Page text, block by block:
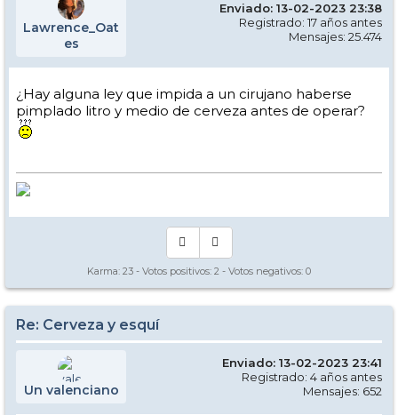
Lawrence_Oat
es
Enviado: 13-02-2023 23:38
Registrado: 17 años antes
Mensajes: 25.474
¿Hay alguna ley que impida a un cirujano haberse
pimplado litro y medio de cerveza antes de operar?
Karma: 23 - Votos positivos: 2 - Votos negativos: 0
Re: Cerveza y esquí
Un valenciano
Enviado: 13-02-2023 23:41
Registrado: 4 años antes
Mensajes: 652